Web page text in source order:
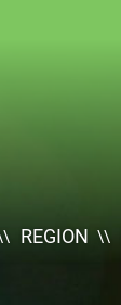
REGION